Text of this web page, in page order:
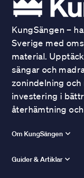
KungSängen –
Sverige med
material.
sängar och
zonindelning
investering i
återhämtning
Om KungSängen
Guider & Artiklar